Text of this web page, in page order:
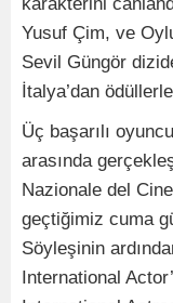
Yusuf Çim, ve
Sevil Güngör
İtalya’dan
Üç başarılı
arasında
Nazionale del
geçtiğimiz cuma
Söyleşinin
International